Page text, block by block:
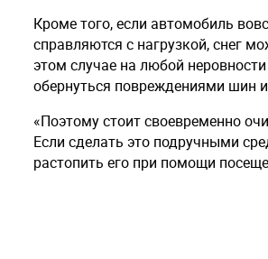
Кроме того, если автомобиль
справляются с нагрузкой, снег
этом случае на любой
обернуться повреждениями шин
«Поэтому стоит своевременно
Если сделать это подручными
растопить его при помощи